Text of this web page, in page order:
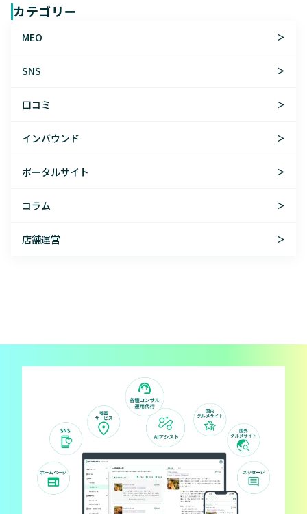
カテゴリー
MEO ＞
SNS ＞
口コミ ＞
インバウンド ＞
ポータルサイト ＞
コラム ＞
店舗運営 ＞